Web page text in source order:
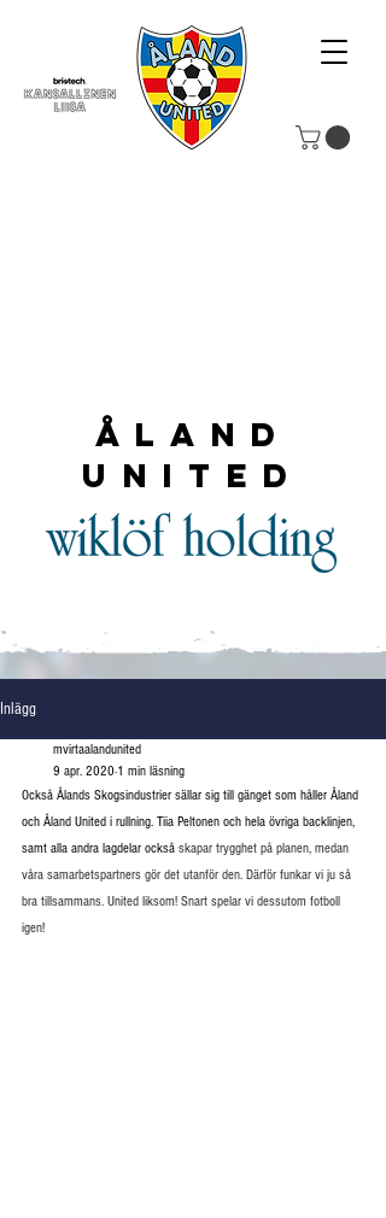
Åland
United
Inlägg
mvirtaalandunited
9 apr. 2020 1 min läsning
Också Ålands Skogsindustrier sällar sig till gänget som håller Åland
och Åland United i rullning. Tiia Peltonen och hela övriga backlinjen,
samt alla andra lagdelar också skapar trygghet på planen, medan
våra samarbetspartners gör det utanför den. Därför funkar vi ju så
bra tillsammans. United liksom! Snart spelar vi dessutom fotboll
igen!